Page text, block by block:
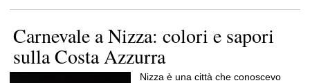
Carnevale a Nizza: colori e sapori
sulla Costa Azzurra
Nizza è una città che conoscevo